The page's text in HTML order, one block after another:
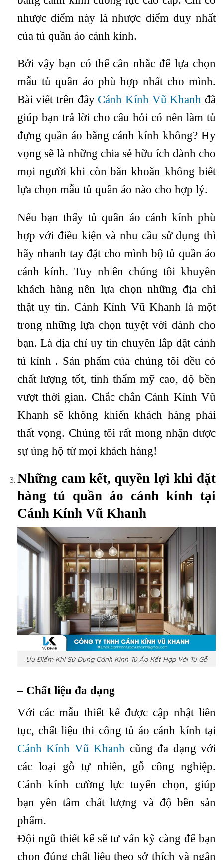
nhược điểm này là nhược điểm duy nhất
của tủ quần áo cánh kính.
Bởi vậy bạn có thể cân nhắc để lựa chọn
mẫu tủ quần áo phù hợp nhất cho mình.
Bài viết trên đây Cánh Kính Vũ Khanh đã
giúp bạn trả lời cho câu hỏi có nên làm tủ
đựng quần áo bằng cánh kính không? Hy
vọng sẽ là những chia sẻ hữu ích dành cho
mọi người khi còn băn khoăn không biết
lựa chọn mẫu tủ quần áo nào cho hợp lý.
Nếu bạn thấy tủ quần áo cánh kính phù
hợp với điều kiện và nhu cầu sử dụng thì
hãy nhanh tay đặt cho mình bộ tủ quần áo
cánh kính. Tuy nhiên chúng tôi khuyên
khách hàng nên lựa chọn những địa chỉ
thật uy tín. Cánh Kính Vũ Khanh là một
trong những lựa chọn tuyệt vời dành cho
bạn. Là địa chỉ uy tín chuyên lắp đặt cánh
tủ kính . Sản phẩm của chúng tôi đều có
chất lượng tốt, tính thẩm mỹ cao, độ bền
vượt thời gian. Chắc chắn Cánh Kính Vũ
Khanh sẽ không khiến khách hàng phải
thất vọng. Chúng tôi rất mong nhận được
sự ủng hộ từ mọi khách hàng!
Những cam kết, quyền lợi khi đặt
hàng tủ quần áo cánh kính tại
Cánh Kính Vũ Khanh
Ưu Điểm Khi Sử Dụng Cánh Kính Tủ Áo Kết Hợp Với Tủ Gỗ
– Chất liệu đa dạng
Với các mẫu thiết kế được cập nhật liên
tục, chất liệu thi công tủ áo cánh kính tại
Cánh Kính Vũ Khanh cũng đa dạng với
các loại gỗ tự nhiên, gỗ công nghiệp.
Cánh kính cường lực tuyển chọn, giúp
bạn yên tâm chất lượng và độ bền sản
phẩm.
Đội ngũ thiết kế sẽ tư vấn kỹ càng để bạn
chọn đúng chất liệu theo sở thích và ngân